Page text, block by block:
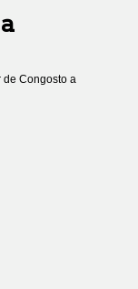
deCongosto a